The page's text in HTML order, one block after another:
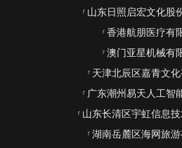
山东日照启宏文化股
香港航朋医疗有
澳门亚星机械有
天津北辰区嘉青文化
广东潮州易天人工智
山东长清区宇虹信息技
湖南岳麓区海网旅游